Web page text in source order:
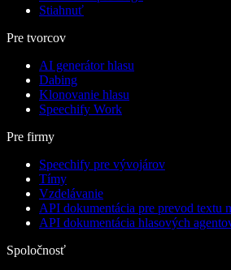
Stiahnuť
Pre tvorcov
AI generátor hlasu
Dabing
Klonovanie hlasu
Speechify Work
Pre firmy
Speechify pre vývojárov
Tímy
Vzdelávanie
API dokumentácia pre prevod textu
API dokumentácia hlasových
Spoločnosť